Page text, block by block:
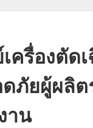
ครื่องตัด
ภัยผู้ผลิ
าน